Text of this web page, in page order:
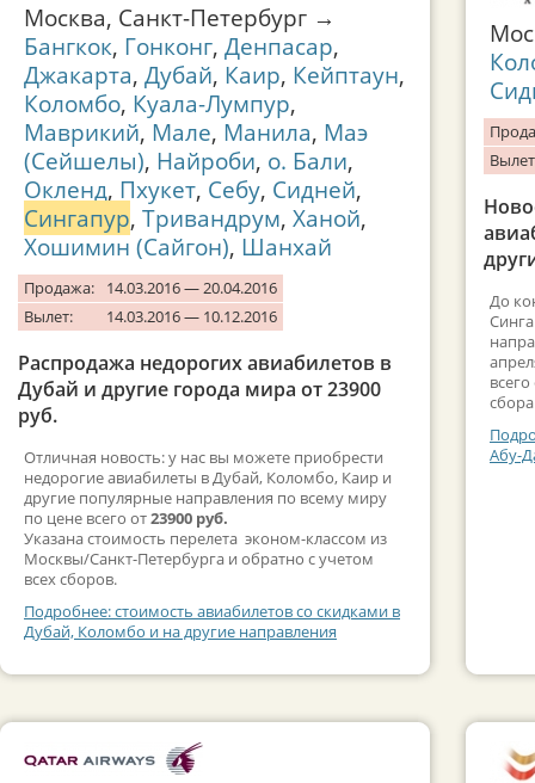
Москва, Санкт-Петербург →
Бангкок, Гонконг, Денпасар,
Джакарта, Дубай, Каир, Кейптаун,
Коломбо, Куала-Лумпур,
Маврикий, Мале, Манила, Маэ
(Сейшелы), Найроби, о. Бали,
Окленд, Пхукет, Себу, Сидней,
Сингапур, Тривандрум, Ханой,
Хошимин (Сайгон), Шанхай
Продажа:
14.03.2016 — 20.04.2016
Вылет:
14.03.2016 — 10.12.2016
Распродажа недорогих авиабилетов в
Дубай и другие города мира от 23900
руб.
Отличная новость: у нас вы можете приобрести
недорогие авиабилеты в Дубай, Коломбо, Каир и
другие популярные направления по всему миру
по цене всего от23900 руб.
Указана стоимость перелета эконом-классом из
Москвы/Санкт-Петербурга и обратно с учетом
всех сборов.
Подробнее: стоимость авиабилетов со скидками в
Дубай, Коломбо и на другие направления
До
Абу-